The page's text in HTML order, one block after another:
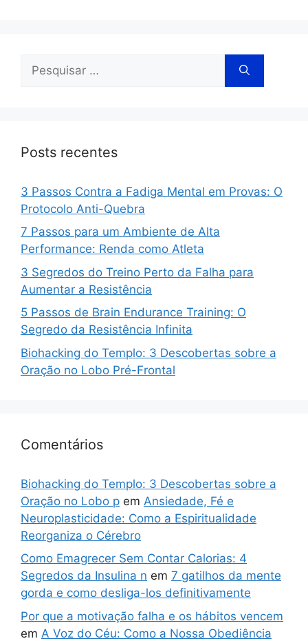
Posts recentes
3 Passos Contra a Fadiga Mental em Provas: O
Protocolo Anti-Quebra
7 Passos para um Ambiente de Alta
Performance: Renda como Atleta
3 Segredos do Treino Perto da Falha para
Aumentar a Resistência
5 Passos de Brain Endurance Training: O
Segredo da Resistência Infinita
Biohacking do Templo: 3 Descobertas sobre a
Oração no Lobo Pré-Frontal
Comentários
Biohacking do Templo: 3 Descobertas sobre a
Oração no Lobo p em Ansiedade, Fé e
Neuroplasticidade: Como a Espiritualidade
Reorganiza o Cérebro
Como Emagrecer Sem Contar Calorias: 4
Segredos da Insulina n em 7 gatilhos da mente
gorda e como desliga-los definitivamente
Por que a motivação falha e os hábitos vencem
em A Voz do Céu: Como a Nossa Obediência